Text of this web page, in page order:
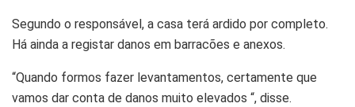
Segundo o responsável, a casa terá ardido por completo.
Há ainda a registar danos em barracões e anexos.
“Quando formos fazer levantamentos, certamente que
vamos dar conta de danos muito elevados “, disse.